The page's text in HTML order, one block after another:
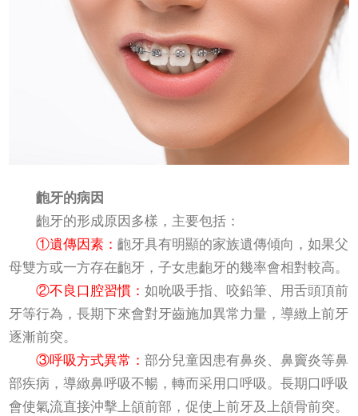
齙牙的病因
齙牙的形成原因多樣，主要包括：
①遺傳因素：齙牙具有明顯的家族遺傳傾向，如果父
母雙方或一方存在齙牙，子女患齙牙的幾率會相對較高。
②不良口腔習慣：如吮吸手指、咬鉛筆、用舌頭頂前
牙等行為，長期下來會對牙齒施加異常力量，導緻上前牙
逐漸前突。
③呼吸方式異常：部分兒童因患有鼻炎、鼻竇炎等鼻
部疾病，導緻鼻呼吸不暢，轉而采用口呼吸。長期口呼吸
會使氣流直接沖擊上頜前部，促使上前牙及上頜骨前突。